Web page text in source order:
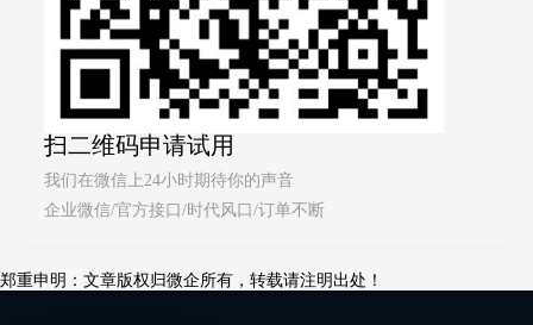
扫二维码申请试用
我们在微信上24小时期待你的声音
企业微信/官方接口/时代风口/订单不断
郑重申明：文章版权归微企所有，转载请注明出处！